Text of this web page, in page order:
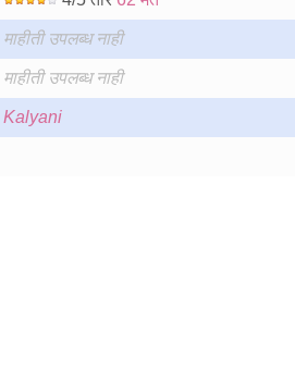
माहीती उपलब्ध नाही
माहीती उपलब्ध नाही
Kalyani